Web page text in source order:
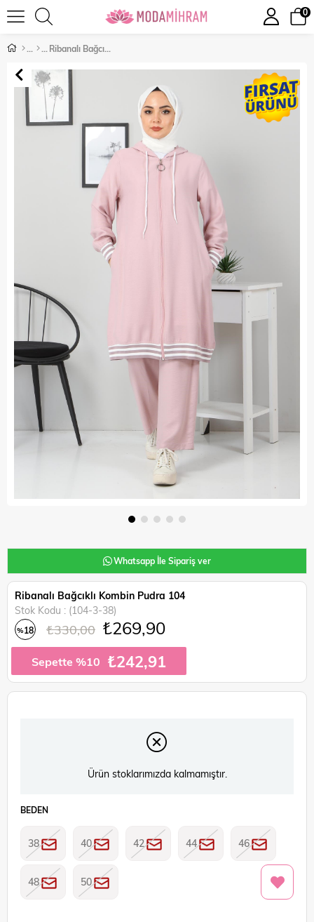
0
Ribanalı Bağcıklı Kombin Pudra 104
Whatsapp İle Sipariş ver
Ribanalı Bağcıklı Kombin Pudra 104
Stok Kodu
(104-3-38)
%18 ₺330,00 ₺269,90
Sepette %10 ₺242,91
Ürün stoklarımızda kalmamıştır.
BEDEN
38 40 42 44 46
48 50